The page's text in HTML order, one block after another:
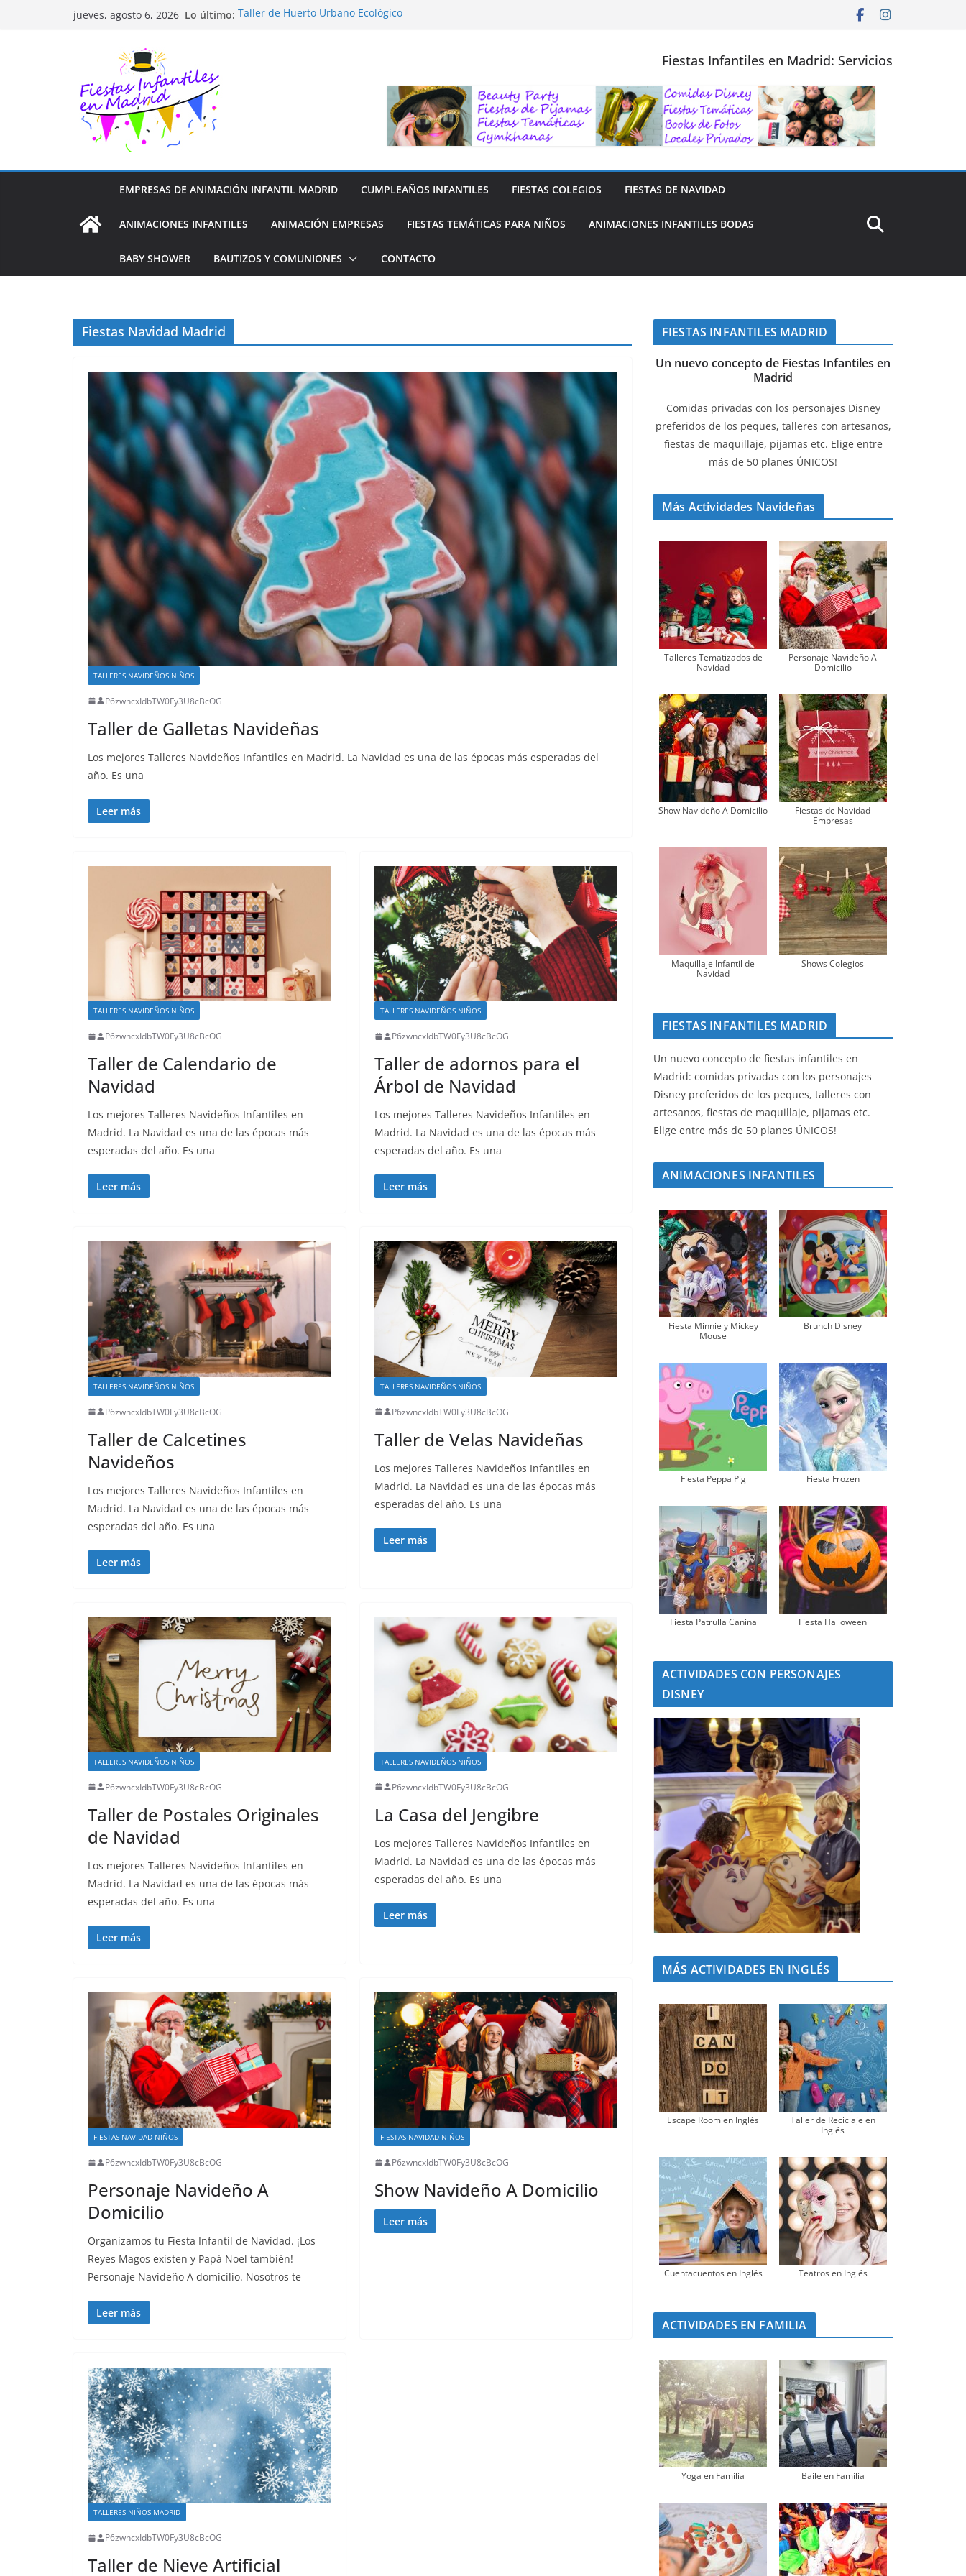
jueves, agosto 6, 2026 Lo último: Taller de Huerto Urbano Ecológico
Fiestas Infantiles en Madrid: Servicios
EMPRESAS DE ANIMACIÓN INFANTIL MADRID CUMPLEAÑOS INFANTILES FIESTAS COLEGIOS FIESTAS DE NAVIDAD
ANIMACIONES INFANTILES ANIMACIÓN EMPRESAS FIESTAS TEMÁTICAS PARA NIÑOS ANIMACIONES INFANTILES BODAS
BABY SHOWER BAUTIZOS Y COMUNIONES CONTACTO
Fiestas Navidad Madrid
TALLERES NAVIDEÑOS NIÑOS
P6zwncxIdbTW0Fy3U8cBcOG
Taller de Galletas Navideñas
Los mejores Talleres Navideños Infantiles en Madrid. La Navidad es una de las épocas más esperadas del
año. Es una
Leer más
TALLERES NAVIDEÑOS NIÑOS
P6zwncxIdbTW0Fy3U8cBcOG
Taller de Calendario de
Navidad
Los mejores Talleres Navideños Infantiles en
Madrid. La Navidad es una de las épocas más
esperadas del año. Es una
Leer más
TALLERES NAVIDEÑOS NIÑOS
P6zwncxIdbTW0Fy3U8cBcOG
Taller de adornos para el
Árbol de Navidad
Los mejores Talleres Navideños Infantiles en
Madrid. La Navidad es una de las épocas más
esperadas del año. Es una
Leer más
TALLERES NAVIDEÑOS NIÑOS
P6zwncxIdbTW0Fy3U8cBcOG
Taller de Calcetines
Navideños
Los mejores Talleres Navideños Infantiles en
Madrid. La Navidad es una de las épocas más
esperadas del año. Es una
Leer más
TALLERES NAVIDEÑOS NIÑOS
P6zwncxIdbTW0Fy3U8cBcOG
Taller de Velas Navideñas
Los mejores Talleres Navideños Infantiles en
Madrid. La Navidad es una de las épocas más
esperadas del año. Es una
Leer más
TALLERES NAVIDEÑOS NIÑOS
P6zwncxIdbTW0Fy3U8cBcOG
Taller de Postales Originales
de Navidad
Los mejores Talleres Navideños Infantiles en
Madrid. La Navidad es una de las épocas más
esperadas del año. Es una
Leer más
TALLERES NAVIDEÑOS NIÑOS
P6zwncxIdbTW0Fy3U8cBcOG
La Casa del Jengibre
Los mejores Talleres Navideños Infantiles en
Madrid. La Navidad es una de las épocas más
esperadas del año. Es una
Leer más
FIESTAS NAVIDAD NIÑOS
P6zwncxIdbTW0Fy3U8cBcOG
Personaje Navideño A
Domicilio
Organizamos tu Fiesta Infantil de Navidad. ¡Los
Reyes Magos existen y Papá Noel también!
Personaje Navideño A domicilio. Nosotros te
Leer más
FIESTAS NAVIDAD NIÑOS
P6zwncxIdbTW0Fy3U8cBcOG
Show Navideño A Domicilio
Leer más
TALLERES NIÑOS MADRID
P6zwncxIdbTW0Fy3U8cBcOG
Taller de Nieve Artificial
FIESTAS INFANTILES MADRID
Un nuevo concepto de Fiestas Infantiles en
Madrid
Comidas privadas con los personajes Disney
preferidos de los peques, talleres con artesanos,
fiestas de maquillaje, pijamas etc. Elige entre
más de 50 planes ÚNICOS!
Más Actividades Navideñas
Talleres Tematizados de
Navidad
Personaje Navideño A
Domicilio
Show Navideño A Domicilio
Fiestas de Navidad
Empresas
Maquillaje Infantil de
Navidad
Shows Colegios
FIESTAS INFANTILES MADRID
Un nuevo concepto de fiestas infantiles en
Madrid: comidas privadas con los personajes
Disney preferidos de los peques, talleres con
artesanos, fiestas de maquillaje, pijamas etc.
Elige entre más de 50 planes ÚNICOS!
ANIMACIONES INFANTILES
Fiesta Minnie y Mickey
Mouse
Brunch Disney
Fiesta Peppa Pig Fiesta Frozen
Fiesta Patrulla Canina Fiesta Halloween
ACTIVIDADES CON PERSONAJES
DISNEY
MÁS ACTIVIDADES EN INGLÉS
Escape Room en Inglés
Taller de Reciclaje en
Inglés
Cuentacuentos en Inglés Teatros en Inglés
ACTIVIDADES EN FAMILIA
Yoga en Familia Baile en Familia